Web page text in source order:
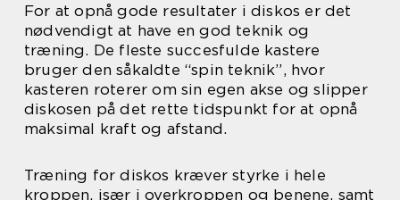
For at opnå gode resultater i diskos er det
nødvendigt at have en god teknik og
træning. De fleste succesfulde kastere
bruger den såkaldte “spin teknik”, hvor
kasteren roterer om sin egen akse og slipper
diskosen på det rette tidspunkt for at opnå
maksimal kraft og afstand.
Træning for diskos kræver styrke i hele
kroppen, især i overkroppen og benene, samt